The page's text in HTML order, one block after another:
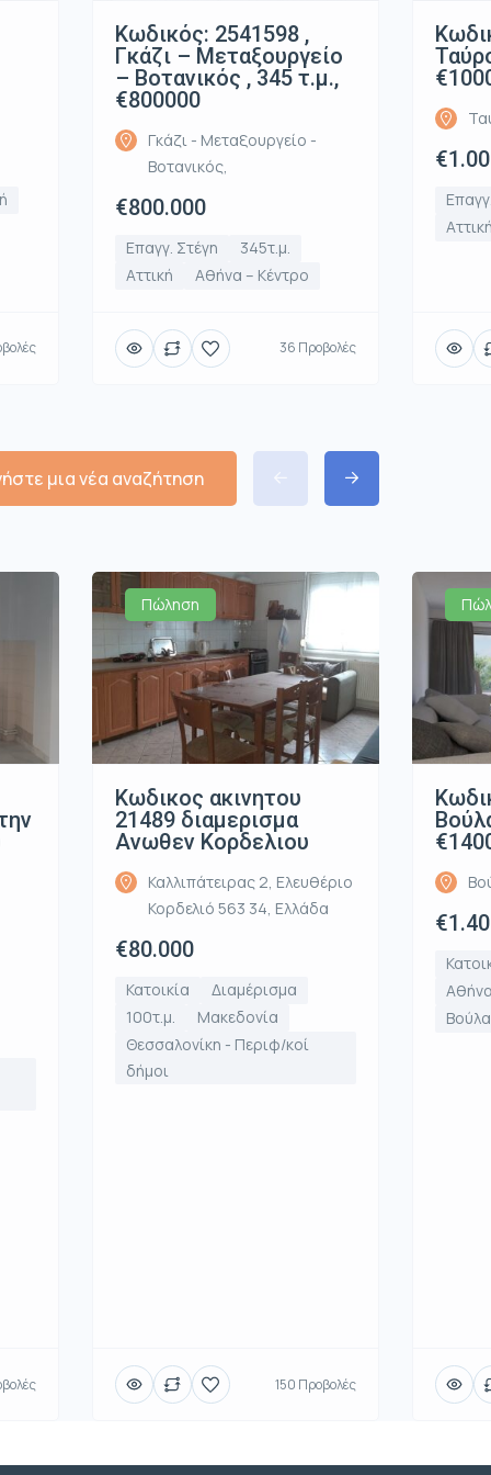
Κωδικός: 2541598 ,
Γκάζι – Μεταξουργείο
– Βοτανικός , 345 τ.μ.,
€800000
Γκάζι - Μεταξουργείο -
Βοτανικός,
€800.000
Επαγγ. Στέγη
345τ.μ.
Αττική
Αθήνα – Κέντρο
36 Προβολές
μια νέα αναζήτηση
Πώληση
Κωδικος ακινητου
21489 διαμερισμα
Ανωθεν Κορδελιου
Καλλιπάτειρας 2, Ελευθέριο
Κορδελιό 563 34, Ελλάδα
€80.000
Κατοικία
Διαμέρισμα
100τ.μ.
Μακεδονία
Θεσσαλονίκη - Περιφ/κοί
δήμοι
150 Προβολές
Βούλα